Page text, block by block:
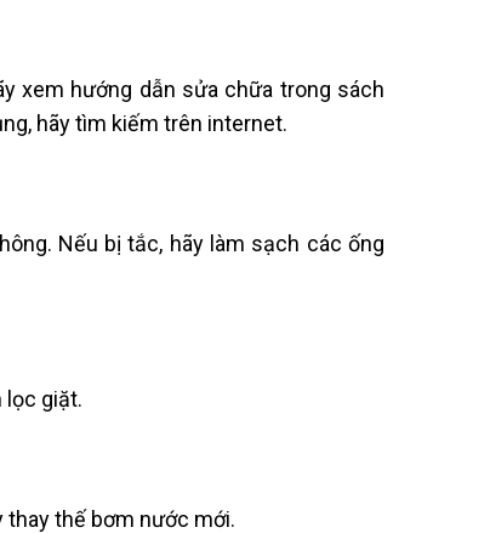
xem hướng dẫn sửa chữa trong sách
hãy tìm kiếm trên internet.
Nếu bị tắc, hãy làm sạch các ống
lọc giặt.
thay thế bơm nước mới.